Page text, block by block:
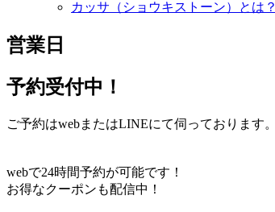
カッサ（ショウキストーン）とは？
営業日
予約受付中！
ご予約はwebまたはLINEにて伺っております。
webで24時間予約が可能です！
お得なクーポンも配信中！